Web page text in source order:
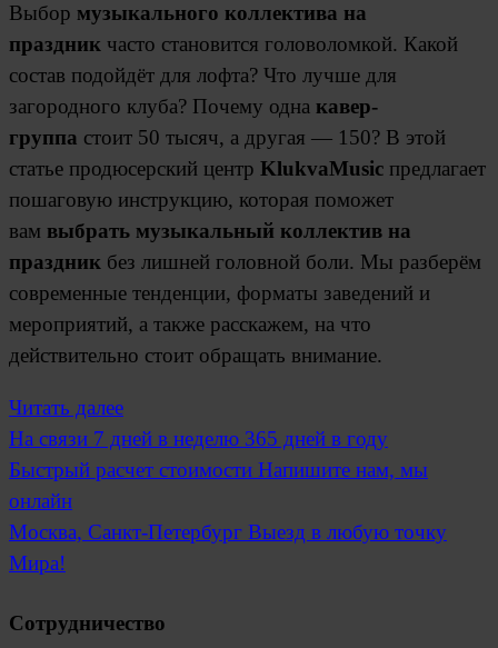
Выбор музыкального коллектива на
праздник часто становится головоломкой. Какой
состав подойдёт для лофта? Что лучше для
загородного клуба? Почему одна кавер-
группа стоит 50 тысяч, а другая — 150? В этой
статье продюсерский центр KlukvaMusic предлагает
пошаговую инструкцию, которая поможет
вам выбрать музыкальный коллектив на
праздник без лишней головной боли. Мы разберём
современные тенденции, форматы заведений и
мероприятий, а также расскажем, на что
действительно стоит обращать внимание.
Читать далее
На связи 7 дней в неделю 365 дней в году
Быстрый расчет стоимости Напишите нам, мы
онлайн
Москва, Санкт-Петербург Выезд в любую точку
Мира!
Сотрудничество